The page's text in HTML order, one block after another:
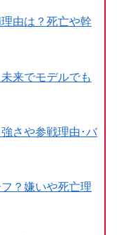
由は？死亡や幹
来でモデルでも
さや参戦理由･バ
？嫌いや死亡理